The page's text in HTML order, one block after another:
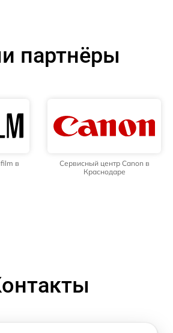
партнёры
в
Сервисный центр Canon в
Краснодаре